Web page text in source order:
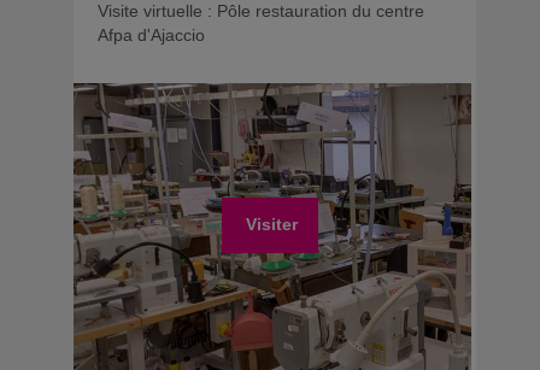
Visite virtuelle : Pôle restauration du centre
Afpa d'Ajaccio
Visiter